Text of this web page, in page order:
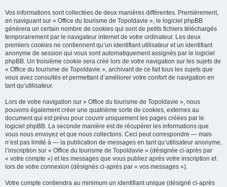
Vos informations sont collectées de deux manières différentes. Premièrement,
en naviguant sur « Office du tourisme de Topoldavie », le logiciel phpBB
génèrera un certain nombre de cookies qui sont de petits fichiers téléchargés
temporairement par le navigateur internet de votre ordinateur. Les deux
premiers cookies ne contiennent qu’un identifiant utilisateur et un identifiant
anonyme de session qui vous sont automatiquement assignés par le logiciel
phpBB. Un troisième cookie sera créé lors de votre navigation sur les sujets de
« Office du tourisme de Topoldavie », archivant de ce fait tous les sujets que
vous avez consultés et permettant d’améliorer votre confort de navigation en
tant qu’utilisateur.
Lors de votre navigation sur « Office du tourisme de Topoldavie », nous
pouvons également créer une quatrième sorte de cookies, externes au
document qui est prévu pour couvrir uniquement les pages créées par le
logiciel phpBB. La seconde manière est de récupérer les informations que
vous nous envoyez et que nous collectons. Ceci peut correspondre — mais
n’est pas limité à — la publication de messages en tant qu’utilisateur anonyme,
l’inscription sur « Office du tourisme de Topoldavie » (désignée ci-après par
« votre compte ») et les messages que vous publiez après votre inscription et
lors de votre connexion (désignés ci-après par « vos messages »).
Votre compte contiendra au minimum un identifiant unique (désigné ci-après